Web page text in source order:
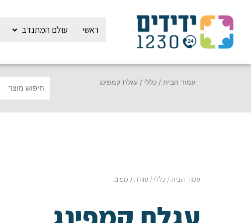
ראשי עולם המתנדב
עמוד הבית / כללי / עגלת קמפינג
עמוד הבית/ כללי / עגלת קמפינג